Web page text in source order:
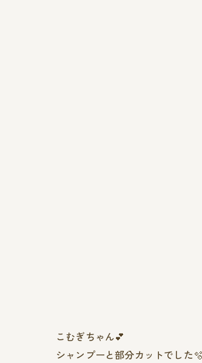
こむぎちゃん︎💕︎︎
シャンプーと部分カットでした